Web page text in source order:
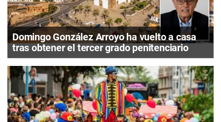
Domingo González Arroyo ha vuelto a casa
tras obtener el tercer grado penitenciario